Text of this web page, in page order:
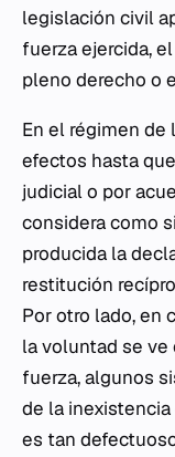
legislación civil
fuerza ejercida,
pleno derecho o
En el régimen de
efectos hasta
judicial o por
considera como
producida la
restitución
Por otro lado, en
la voluntad se
fuerza, algunos
de la
es tan